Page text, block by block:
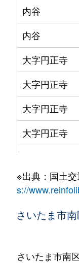
内谷
内谷
大字円正寺
大字円正寺
大字円正寺
大字円正寺
大字大谷口
大字大谷口
※出典：国土
s://
さいたま市
さいたま市南